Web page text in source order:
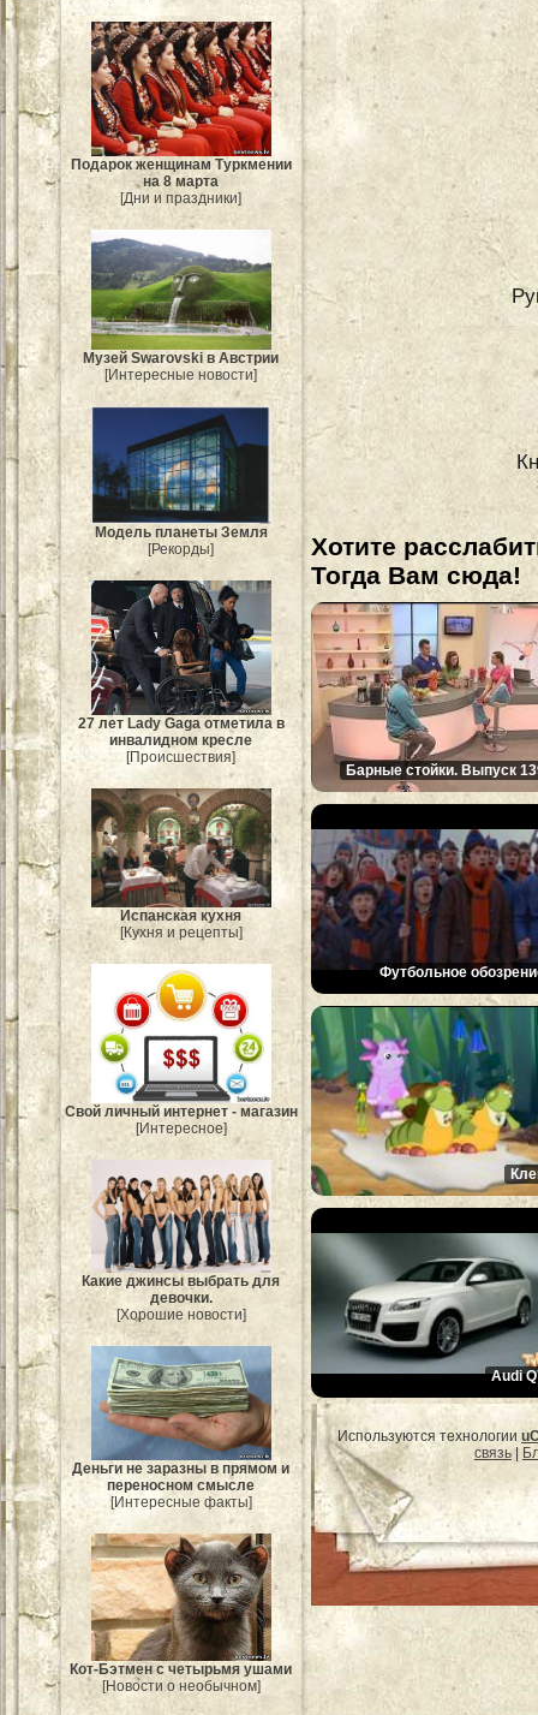
Подарок женщинам Туркмении
на 8 марта
[Дни и праздники]
Музей Swarovski в Австрии
[Интересные новости]
Модель планеты Земля
[Рекорды]
27 лет Lady Gaga отметила в
инвалидном кресле
[Происшествия]
Испанская кухня
[Кухня и рецепты]
Свой личный интернет - магазин
[Интересное]
Какие джинсы выбрать для
девочки.
[Хорошие новости]
Деньги не заразны в прямом и
переносном смысле
[Интересные факты]
Кот-Бэтмен с четырьмя ушами
[Новости о необычном]
Хотите
Тогда Вам сюда!
Барные стойки. Выпуск
Футбольное
Audi
Используются технологии
связь